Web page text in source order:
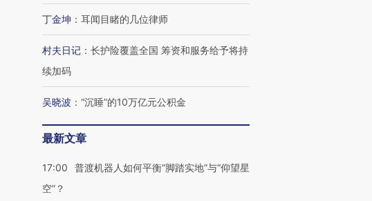
丁金坤 ： 耳闻目睹的几位律师
村夫日记 ： 长护险覆盖全国 筹资和服务给予将持
续加码
吴晓波 ： “沉睡”的10万亿元公积金
最新文章
17:00
普渡机器人如何平衡“脚踏实地”与“仰望星
空”？